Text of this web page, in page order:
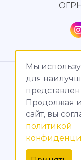
Мы
для
Продолжая
сайт, вы
политикой
Принять
©